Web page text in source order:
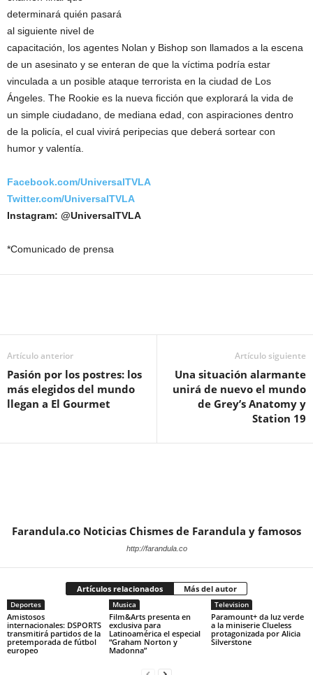
determinará quién pasará
al siguiente nivel de
capacitación, los agentes Nolan y Bishop son llamados a la escena
de un asesinato y se enteran de que la víctima podría estar
vinculada a un posible ataque terrorista en la ciudad de Los
Ángeles. The Rookie es la nueva ficción que explorará la vida de
un simple ciudadano, de mediana edad, con aspiraciones dentro
de la policía, el cual vivirá peripecias que deberá sortear con
humor y valentía.
Facebook.com/UniversalTVLA
Twitter.com/UniversalTVLA
Instagram: @UniversalTVLA
*Comunicado de prensa
Artículo anterior
Pasión por los postres: los
más elegidos del mundo
llegan a El Gourmet
Artículo siguiente
Una situación alarmante
unirá de nuevo el mundo
de Grey’s Anatomy y
Station 19
Farandula.co Noticias Chismes de Farandula y famosos
http://farandula.co
Artículos relacionados Más del autor
Deportes
Amistosos
internacionales: DSPORTS
transmitirá partidos de la
pretemporada de fútbol
europeo
Musica
Film&Arts presenta en
exclusiva para
Latinoamérica el especial
“Graham Norton y
Madonna”
Television
Paramount+ da luz verde
a la miniserie Clueless
protagonizada por Alicia
Silverstone